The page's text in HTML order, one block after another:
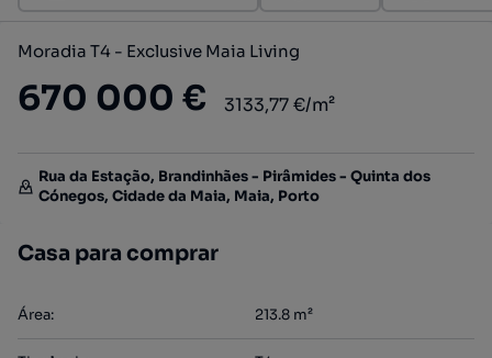
Moradia T4 - Exclusive Maia Living
670 000 € 3133,77 €/m²
Rua da Estação, Brandinhães - Pirâmides - Quinta dos
Cónegos, Cidade da Maia, Maia, Porto
Casa para comprar
Área: 213.8 m²